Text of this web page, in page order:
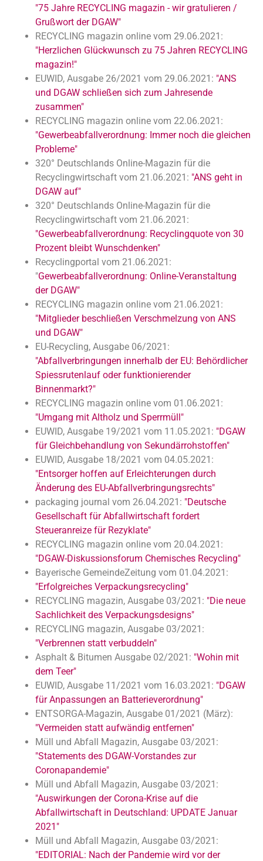
"75 Jahre RECYCLING magazin - wir gratulieren /
Grußwort der DGAW"
RECYCLING magazin online vom 29.06.2021:
"Herzlichen Glückwunsch zu 75 Jahren RECYCLING
magazin!"
EUWID, Ausgabe 26/2021 vom 29.06.2021: "ANS
und DGAW schließen sich zum Jahresende
zusammen"
RECYCLING magazin online vom 22.06.2021:
"Gewerbeabfallverordnung: Immer noch die gleichen
Probleme"
320° Deutschlands Online-Magazin für die
Recyclingwirtschaft vom 21.06.2021: "ANS geht in
DGAW auf"
320° Deutschlands Online-Magazin für die
Recyclingwirtschaft vom 21.06.2021:
"Gewerbeabfallverordnung: Recyclingquote von 30
Prozent bleibt Wunschdenken"
Recyclingportal vom 21.06.2021:
"Gewerbeabfallverordnung: Online-Veranstaltung
der DGAW"
RECYCLING magazin online vom 21.06.2021:
"Mitglieder beschließen Verschmelzung von ANS
und DGAW"
EU-Recycling, Ausgabe 06/2021:
"Abfallverbringungen innerhalb der EU: Behördlicher
Spiessrutenlauf oder funktionierender
Binnenmarkt?"
RECYCLING magazin online vom 01.06.2021:
"Umgang mit Altholz und Sperrmüll"
EUWID, Ausgabe 19/2021 vom 11.05.2021: "DGAW
für Gleichbehandlung von Sekundärrohstoffen"
EUWID, Ausgabe 18/2021 vom 04.05.2021:
"Entsorger hoffen auf Erleichterungen durch
Änderung des EU-Abfallverbringungsrechts"
packaging journal vom 26.04.2021: "Deutsche
Gesellschaft für Abfallwirtschaft fordert
Steueranreize für Rezyklate"
RECYCLING magazin online vom 20.04.2021:
"DGAW-Diskussionsforum Chemisches Recycling"
Bayerische GemeindeZeitung vom 01.04.2021:
"Erfolgreiches Verpackungsrecycling"
RECYCLING magazin, Ausgabe 03/2021: "Die neue
Sachlichkeit des Verpackungsdesigns"
RECYCLING magazin, Ausgabe 03/2021:
"Verbrennen statt verbuddeln"
Asphalt & Bitumen Ausgabe 02/2021: "Wohin mit
dem Teer"
EUWID, Ausgabe 11/2021 vom 16.03.2021: "DGAW
für Anpassungen an Batterieverordnung"
ENTSORGA-Magazin, Ausgabe 01/2021 (März):
"Vermeiden statt aufwändig entfernen"
Müll und Abfall Magazin, Ausgabe 03/2021:
"Statements des DGAW-Vorstandes zur
Coronapandemie"
Müll und Abfall Magazin, Ausgabe 03/2021:
"Auswirkungen der Corona-Krise auf die
Abfallwirtschaft in Deutschland: UPDATE Januar
2021"
Müll und Abfall Magazin, Ausgabe 03/2021:
"EDITORIAL: Nach der Pandemie wird vor der